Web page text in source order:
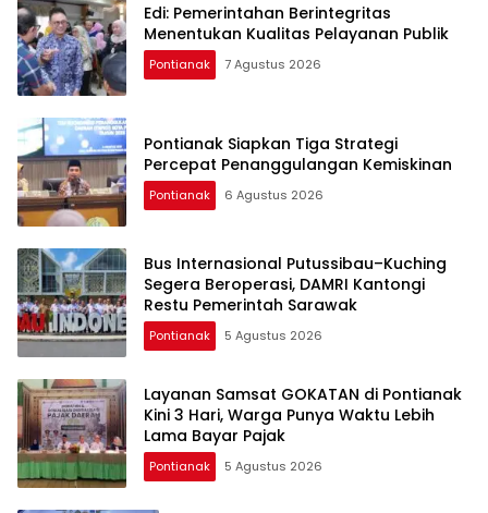
Edi: Pemerintahan Berintegritas
Menentukan Kualitas Pelayanan Publik
Pontianak 7 Agustus 2026
Pontianak Siapkan Tiga Strategi
Percepat Penanggulangan Kemiskinan
Pontianak 6 Agustus 2026
Bus Internasional Putussibau–Kuching
Segera Beroperasi, DAMRI Kantongi
Restu Pemerintah Sarawak
Pontianak 5 Agustus 2026
Layanan Samsat GOKATAN di Pontianak
Kini 3 Hari, Warga Punya Waktu Lebih
Lama Bayar Pajak
Pontianak 5 Agustus 2026